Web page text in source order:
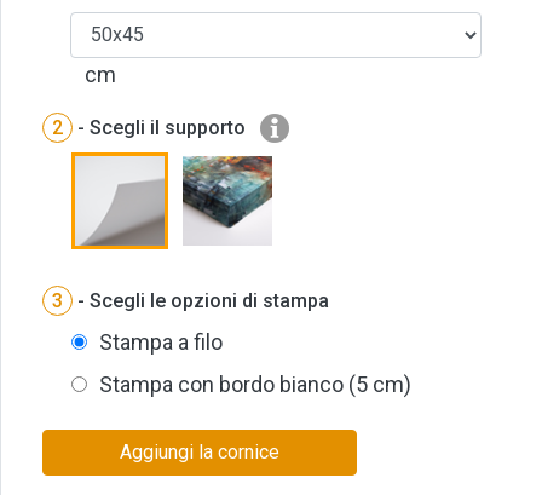
cm
2 - Scegli il supporto
3 - Scegli le opzioni di stampa
Stampa a filo
Stampa con bordo bianco (5 cm)
Aggiungi la cornice